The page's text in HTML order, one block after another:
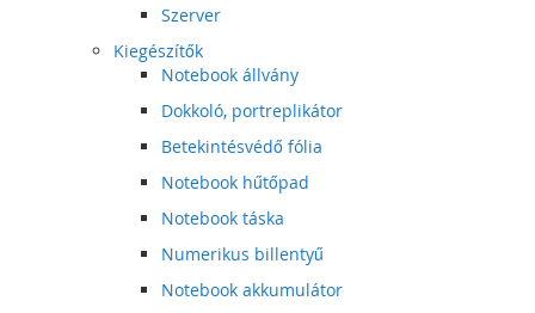
Szerver
Kiegészítők
Notebook állvány
Dokkoló, portreplikátor
Betekintésvédő fólia
Notebook hűtőpad
Notebook táska
Numerikus billentyű
Notebook akkumulátor